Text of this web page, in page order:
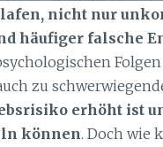
nicht nur
häufiger falsche
zu
erhöht ist
können. Doch wie